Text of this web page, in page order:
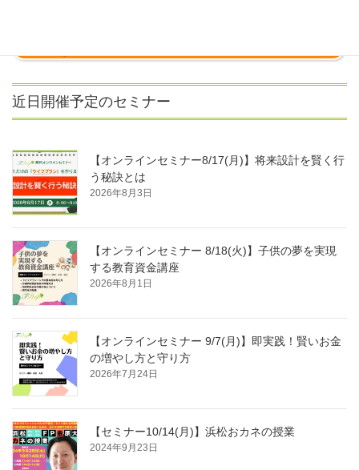
近日開催予定のセミナー
【オンラインセミナー8/17(月)】将来設計を賢く行
う秘訣とは
2026年8月3日
【オンラインセミナー 8/18(火)】子供の夢を実現
する教育資金講座
2026年8月1日
【オンラインセミナー 9/7(月)】即実践！賢いお金
の増やし方と守り方
2026年7月24日
【セミナー10/14(月)】浜松おカネの授業
2024年9月23日